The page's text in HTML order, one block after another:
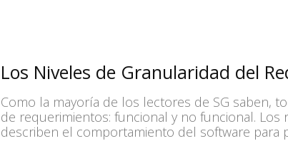
Los Niveles de Granularidad del
Como la mayoría de los lectores de SG saben,
de requerimientos: funcional y no funcional. Los
describen el comportamiento del software para